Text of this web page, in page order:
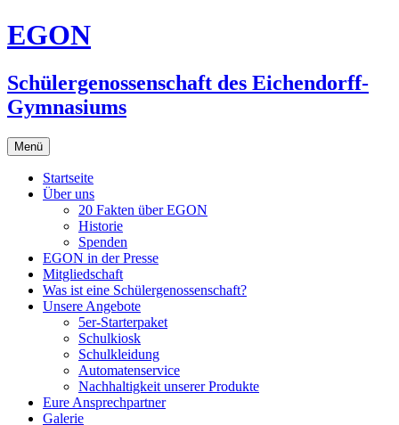
Zum
Inhalt
EGON
Schülergenossenschaft des Eichendorff-
Gymnasiums
Menü
Startseite
Über uns
20 Fakten über EGON
Historie
Spenden
EGON in der Presse
Mitgliedschaft
Was ist eine Schülergenossenschaft?
Unsere Angebote
5er-Starterpaket
Schulkiosk
Schulkleidung
Automatenservice
Nachhaltigkeit unserer Produkte
Eure Ansprechpartner
Galerie